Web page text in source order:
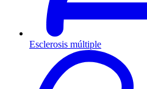
Esclerosis múltiple